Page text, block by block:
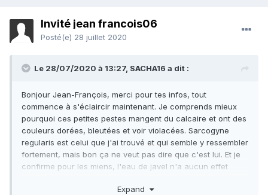
Invité jean francois06
Posté(e) 28 juillet 2020
Le 28/07/2020 à 13:27, SACHA16 a dit :
Bonjour Jean-François, merci pour tes infos, tout
commence à s'éclaircir maintenant. Je comprends mieux
pourquoi ces petites pestes mangent du calcaire et ont des
couleurs dorées, bleutées et voir violacées. Sarcogyne
regularis est celui que j'ai trouvé et qui semble y ressembler
fortement, mais bon ça ne veut pas dire que c'est lui. Et je
confirme pour les miens, l'eau de javel n'a aucun effet
Désolée pour l'association de la couleur irisée avec la
Expand